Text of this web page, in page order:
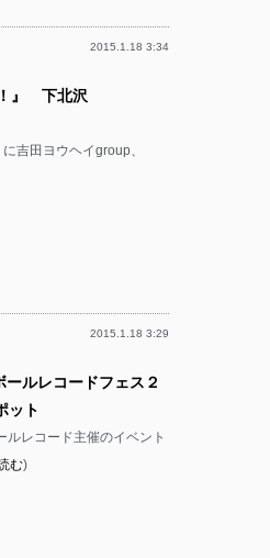
2015.1.18 3:34
！』 下北沢
吉田ヨウヘイgroup、
2015.1.18 3:29
ールレコードフェス２
ット
レコード主催のイベント
む)